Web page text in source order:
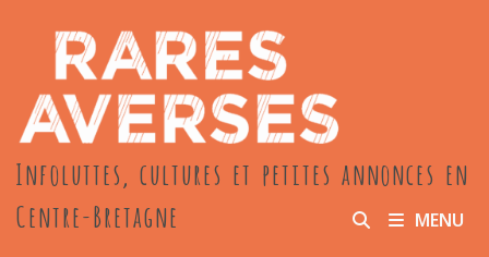
contenu
Infoluttes, cultures et petites annonces en
Centre-Bretagne
MENU